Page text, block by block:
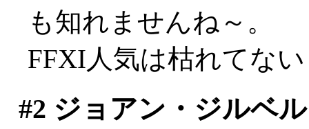
も知れませんね～。
FFXI人気は枯れてな
#2 ジョアン・ジルベ